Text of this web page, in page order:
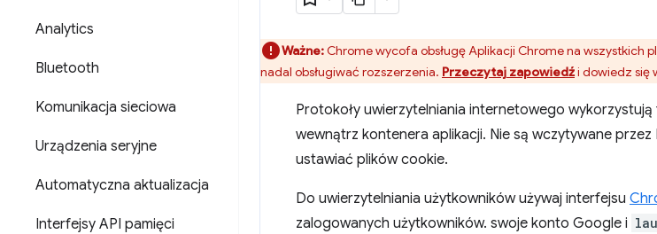
Analytics
Bluetooth
Komunikacja sieciowa
Urządzenia seryjne
Automatyczna aktualizacja
Interfejsy API pamięci
Ważne:Chrome wycofa obsługę Aplikacji Chrome na wszystkich
nadal obsługiwać rozszerzenia. Przeczytaj zapowiedźi dowiedz się
Protokoły uwierzytelniania internetowego wykorzystują
wewnątrz kontenera aplikacji. Nie są wczytywane
ustawiać plików cookie.
Do uwierzytelniania użytkowników używaj interfejsu
zalogowanych użytkowników. swoje konto Google i